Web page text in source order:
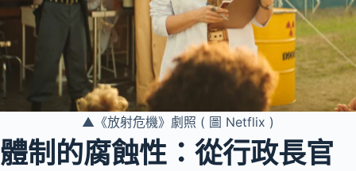
▲《放射危機》劇照 ( 圖 Netflix )
體制的腐蝕性：從行政長官